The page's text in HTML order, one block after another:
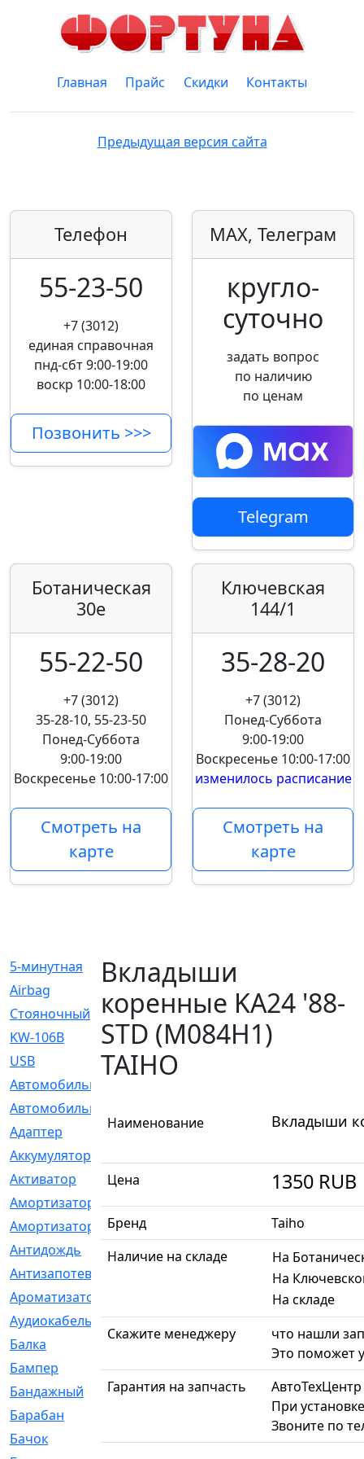
Главная Прайс Скидки Контакты
Предыдущая версия сайта
Телефон
55-23-50
+7 (3012)
единая справочная
пнд-сбт 9:00-19:00
воскр 10:00-18:00
Позвонить >>>
MAX, Телеграм
кругло­
суточно
задать вопрос
по наличию
по ценам
Telegram
Ботаническая
30е
55-22-50
+7 (3012)
35-28-10, 55-23-50
Понед-Суббота
9:00-19:00
Воскресенье 10:00-17:00
Смотреть на
карте
Ключевская
144/1
35-28-20
+7 (3012)
Понед-Суббота
9:00-19:00
Воскресенье 10:00-17:00
изменилось расписание
Смотреть на
карте
5-минутная
[1]
Airbag
[18]
Cтояночный
[1]
KW-106B
[0]
USB
[6]
Автомобильное
Автомобильный
Адаптер
[3]
Аккумулятор
Активатор
Амортизатор
[608]
Амортизаторы
Антидождь
[1]
Антизапотеватель
Ароматизатор
Аудиокабель
[2]
Балка
[58]
Бампер
[137]
Бандажный
[6]
Барабан
Бачок
[40]
Вкладыши
коренные KA24 '88-
STD (M084H1)
TAIHO
Наименование Вкладыши
Цена 1350 RUB
Бренд
Taiho
Наличие на складе
На
На
На складе
Скажите менеджеру
что нашли
Это поможет
Гарантия на запчасть
При
Звоните по